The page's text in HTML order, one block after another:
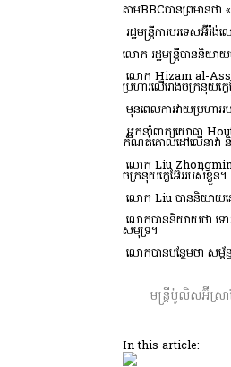
តាមBBCបានព្រមានថ
រដ្ឋមន្ត្រីការបរទេសអ៊ី
លោក រដ្ឋមន្ត្រីបាននិយា
លោក Hizam al-
ប្រហារលើរោងចក្រនុយក្លេ
មុនពេលការវាយប្រហា
អ្នកនាំពាក្យយោធា
កំណត់គោលដៅលើនាវា និ
លោក Liu Zhongmin
ចក្រនុយក្លេអ៊ែររបស់ខ្លួន។
លោក Liu បាននិយាយន
លោកបាននិយាយថា ទោះ
សមុទ្រ។
លោកបានបន្ថែមថា សម្
មន្ត្រីប៉ូលិសអ៊ីស្រ
In this article: